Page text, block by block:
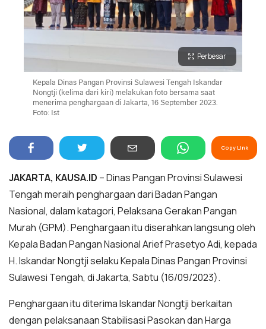
Perbesar
Kepala Dinas Pangan Provinsi Sulawesi Tengah Iskandar
Nongtji (kelima dari kiri) melakukan foto bersama saat
menerima penghargaan di Jakarta, 16 September 2023.
Foto: Ist
Copy Link
JAKARTA, KAUSA.ID – Dinas Pangan Provinsi Sulawesi
Tengah meraih penghargaan dari Badan Pangan
Nasional, dalam katagori, Pelaksana Gerakan Pangan
Murah (GPM). Penghargaan itu diserahkan langsung oleh
Kepala Badan Pangan Nasional Arief Prasetyo Adi, kepada
H. Iskandar Nongtji selaku Kepala Dinas Pangan Provinsi
Sulawesi Tengah, di Jakarta, Sabtu (16/09/2023).
Penghargaan itu diterima Iskandar Nongtji berkaitan
dengan pelaksanaan Stabilisasi Pasokan dan Harga